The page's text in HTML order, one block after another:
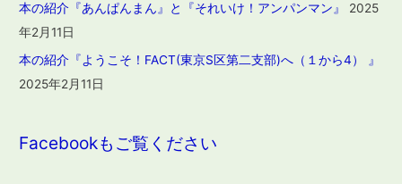
本の紹介『あんぱんまん』と『それいけ！アンパンマン』
2025
年2月11日
本の紹介『ようこそ！FACT(東京S区第二支部)へ（１から4） 』
2025年2月11日
Facebookもご覧ください